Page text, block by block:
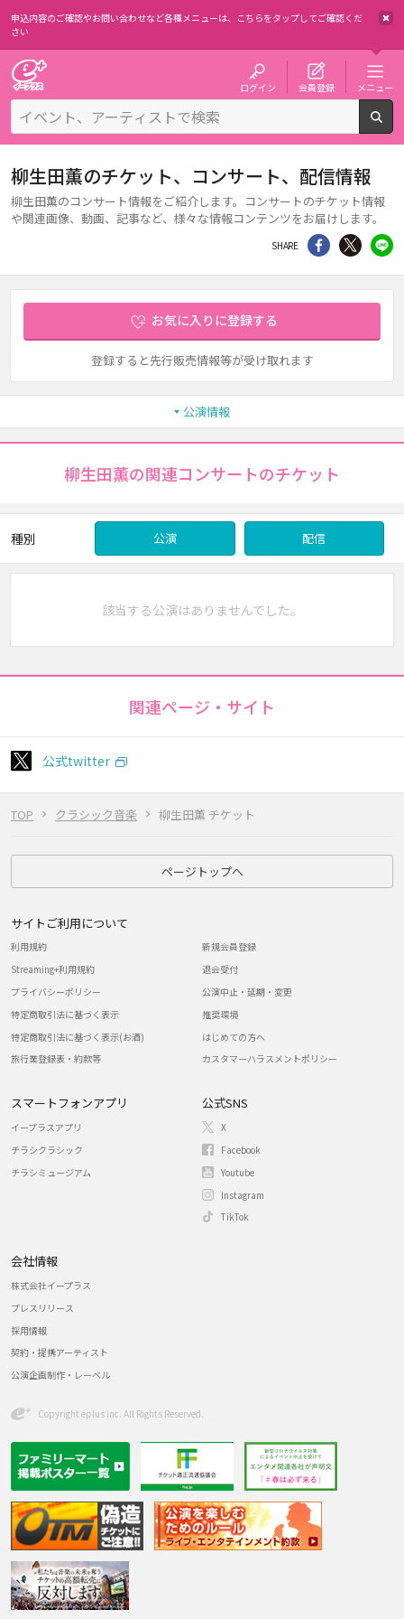
申込内容のご確認やお問い合わせなど各種メニューは、 こちらをタップしてご確認くだ
さい
ログイン 会員登録 メニュー
TOP クラシック音楽 柳生田薫 チケット
柳生田薫のチケット、コンサート、配信情報
柳生田薫のコンサート情報をご紹介します。コンサートのチケット情報
や関連画像、動画、記事など、様々な情報コンテンツをお届けします。
SHARE シェア Twitter
お気に入りに登録する
登録すると先行販売情報等が受け取れます
公演情報
柳生田薫の関連コンサートのチケット
種別 公演 配信
該当する公演はありませんでした。
関連ページ・サイト
公式twitter
ページトップへ
サイトご利用について
利用規約
Streaming+利用規約
プライバシーポリシー
特定商取引法に基づく表示
特定商取引法に基づく表示(お酒)
旅行業登録表・約款等
新規会員登録
退会受付
公演中止・延期・変更
推奨環境
はじめての方へ
カスタマーハラスメントポリシー
スマートフォンアプリ
イープラスアプリ
チラシクラシック
チラシミュージアム
公式SNS
X
Facebook
Youtube
Instagram
TikTok
会社情報
株式会社イープラス
プレスリリース
採用情報
契約・提携アーティスト
公演企画制作・レーベル
Copyright eplus inc. All Rights Reserved.